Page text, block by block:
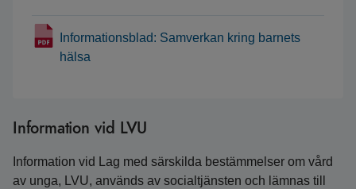
Informationsblad: Samverkan kring barnets
hälsa
Information vid LVU
Information vid Lag med särskilda bestämmelser om vård
av unga, LVU, används av socialtjänsten och lämnas till